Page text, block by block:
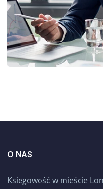
O NAS
Ksiegowość w mieście